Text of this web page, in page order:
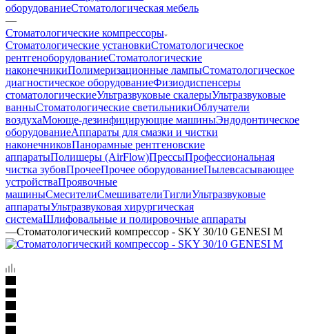
оборудованиеСтоматологическая мебель
—
Стоматологические компрессоры
Стоматологические установкиСтоматологическое
рентгеноборудованиеСтоматологические
наконечникиПолимеризационные лампыСтоматологическое
диагностическое оборудованиеФизиодиспенсеры
стоматологическиеУльтразвуковые скалерыУльтразвуковые
ванныСтоматологические светильникиОблучатели
воздухаМоюще-дезинфицирующие машиныЭндодонтическое
оборудованиеАппараты для смазки и чистки
наконечниковПанорамные рентгеновские
аппаратыПолишеры (AirFlow)ПрессыПрофессиональная
чистка зубовПрочееПрочее оборудованиеПылевсасывающее
устройстваПроявочные
машиныСмесителиСмешивателиТиглиУльтразвуковые
аппаратыУльтразвуковая хирургическая
системаШлифовальные и полировочные аппараты
—Стоматологический компрессор - SKY 30/10 GENESI M